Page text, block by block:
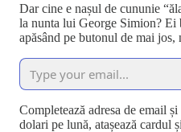
Dar cine e nașul de cununie
la nunta lui George Simion? Ei
apăsând pe butonul de mai jos,
Completează adresa de email
dolari pe lună, atașează cardul